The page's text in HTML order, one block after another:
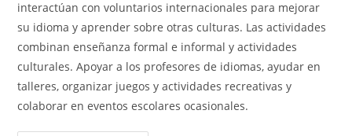
interactúan con voluntarios internacionales para mejorar
su idioma y aprender sobre otras culturas. Las actividades
combinan enseñanza formal e informal y actividades
culturales. Apoyar a los profesores de idiomas, ayudar en
talleres, organizar juegos y actividades recreativas y
colaborar en eventos escolares ocasionales.